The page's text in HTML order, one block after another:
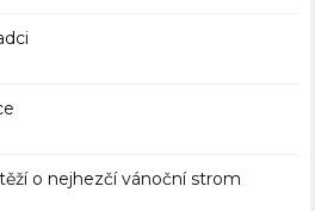
o nejhezčí vánoční strom